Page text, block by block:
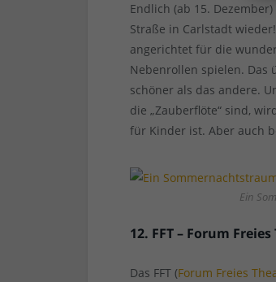
Endlich (ab 15.
Straße in Carlstadt
angerichtet für die
Nebenrollen spielen. Das
schöner als das andere.
die „Zauberflöte“ sind,
für Kinder ist. Aber auch
Ein
12. FFT – Forum
Das FFT (Forum Freies